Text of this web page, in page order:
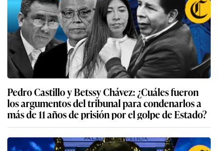
Pedro Castillo y Betssy Chávez: ¿Cuáles fueron
los argumentos del tribunal para condenarlos a
más de 11 años de prisión por el golpe de Estado?